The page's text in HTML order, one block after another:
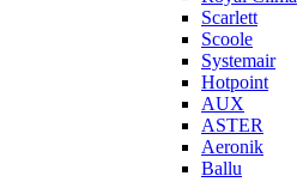
Scarlett
Scoole
Systemair
Hotpoint
AUX
ASTER
Aeronik
Ballu